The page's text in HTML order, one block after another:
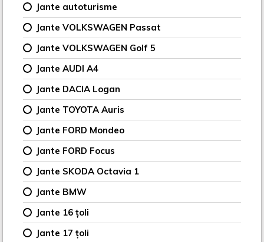
Jante autoturisme
Jante VOLKSWAGEN Passat
Jante VOLKSWAGEN Golf 5
Jante AUDI A4
Jante DACIA Logan
Jante TOYOTA Auris
Jante FORD Mondeo
Jante FORD Focus
Jante SKODA Octavia 1
Jante BMW
Jante 16 țoli
Jante 17 țoli